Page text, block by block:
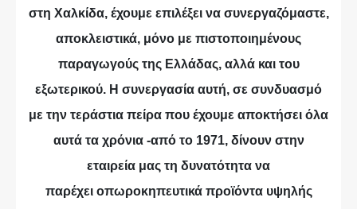
στη Χαλκίδα, έχουμε επιλέξει να συνεργαζόμαστε,
αποκλειστικά, μόνο με πιστοποιημένους
παραγωγούς της Ελλάδας, αλλά και του
εξωτερικού. Η συνεργασία αυτή, σε συνδυασμό
με την τεράστια πείρα που έχουμε αποκτήσει όλα
αυτά τα χρόνια -από το 1971, δίνουν στην
εταιρεία μας τη δυνατότητα να
παρέχει οπωροκηπευτικά προϊόντα υψηλής